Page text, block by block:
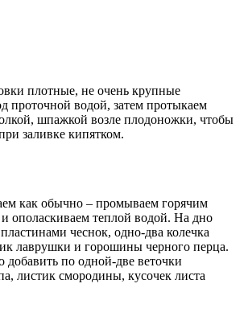
плотные, не очень крупные
водой, затем протыкаем
шпажкой возле плодоножки, чтобы
заливке кипятком.
как обычно – промываем горячим
ополаскиваем теплой водой. На дно
чеснок, одно-два колечка
лаврушки и горошины черного перца.
по одной-две веточки
листик смородины, кусочек листа